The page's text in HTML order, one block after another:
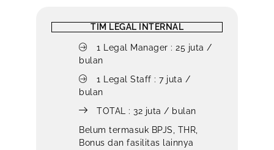
TIM LEGAL INTERNAL
1 Legal Manager : 25 juta /
bulan
1 Legal Staff : 7 juta /
bulan
TOTAL : 32 juta / bulan
Belum termasuk BPJS, THR,
Bonus dan fasilitas lainnya